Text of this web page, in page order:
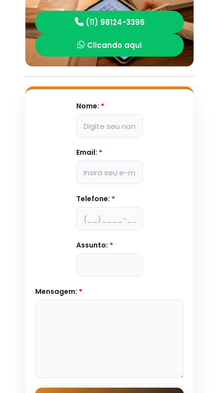
(11) 98124-3396
Clicando aqui
Nome: *
Email: *
Telefone: *
Assunto: *
Mensagem: *